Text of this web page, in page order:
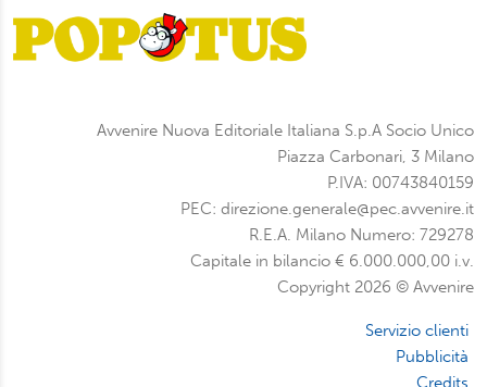
Avvenire Nuova Editoriale Italiana S.p.A Socio Unico
Piazza Carbonari, 3 Milano
P.IVA: 00743840159
PEC: direzione.generale@pec.avvenire.it
R.E.A. Milano Numero: 729278
Capitale in bilancio € 6.000.000,00 i.v.
Copyright 2026 © Avvenire
Servizio clienti
Pubblicità
Credits